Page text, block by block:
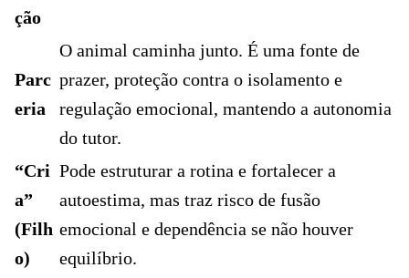
ção
Parc
eria
O animal caminha junto. É uma fonte de
prazer, proteção contra o isolamento e
regulação emocional, mantendo a autonomia
do tutor.
“Cri
a”
(Filh
o)
Pode estruturar a rotina e fortalecer a
autoestima, mas traz risco de fusão
emocional e dependência se não houver
equilíbrio.